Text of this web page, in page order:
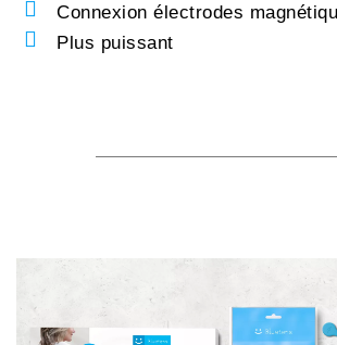
Connexion électrodes
Plus puissant